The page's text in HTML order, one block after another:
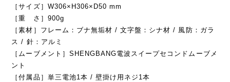
［サイズ］W306×H306×D50 mm
［重 さ］900g
［素材］フレーム：ブナ無垢材 / 文字盤：シナ材 / 風防：ガラ
ス / 針：アルミ
［ムーブメント］SHENGBANG電波スイープセコンドムーブメ
ント
［付属品］単三電池1本 / 壁掛け用ネジ1本